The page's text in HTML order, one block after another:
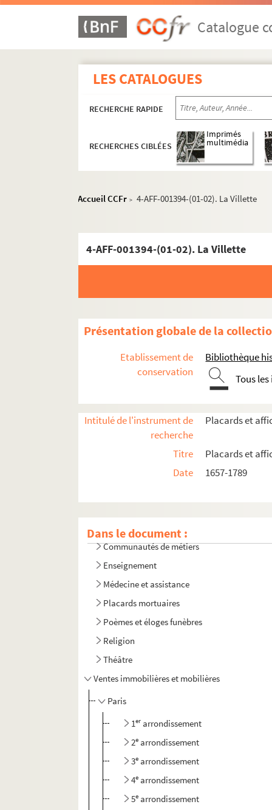
Catalogue
LES CATALOGUES
RECHERCHE RAPIDE
RECHERCHES CIBLÉES
Imprimés
multimédia
Accueil CCFr > 4-AFF-001394-(01-02). La Villette
4-AFF-001394-(01-02). La Villette
Présentation globale de la
Etablissement de
conservation
Bibliothèque
Tous
Intitulé de l'instrument de
recherche
Placards et
Titre
Placards et
Date
1657-1789
Dans le document :
Actes administratifs et judiciaires
Communautés de métiers
Enseignement
Médecine et assistance
Placards mortuaires
Poèmes et éloges funèbres
Religion
Théâtre
Ventes immobilières et mobilières
Paris
1er arrondissement
2e arrondissement
3e arrondissement
4e arrondissement
5e arrondissement